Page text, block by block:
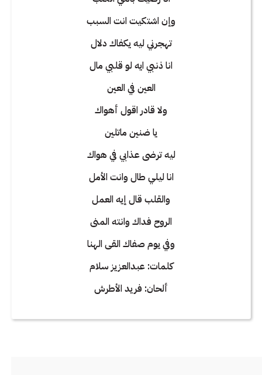
وإن اشتكيت انت السبب
تهجرني ليه يكفاك دلال
انا ذنبي ايه لو قلبي مال
العين في العين
ولا قادر اقول أهواك
يا ضنين ماتلين
ليه ترضى عذابي في هواك
انا ليلي طال وانت الأمل
والقلب قال إيه العمل
الروح فداك وانته المنى
وفي يوم صفاك القى الهنا
كلمات: عبدالعزيز سلام
ألحان: فريد الأطرش